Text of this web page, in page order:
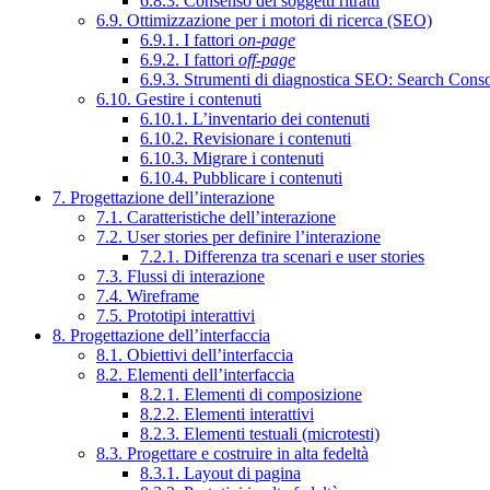
6.9. Ottimizzazione per i motori di ricerca (SEO)
6.9.1. I fattori on-page
6.9.2. I fattori off-page
6.9.3. Strumenti di diagnostica SEO: Search
6.10. Gestire i contenuti
6.10.1. L’inventario dei contenuti
6.10.2. Revisionare i contenuti
6.10.3. Migrare i contenuti
6.10.4. Pubblicare i contenuti
7. Progettazione dell’interazione
7.1. Caratteristiche dell’interazione
7.2. User stories per definire l’interazione
7.2.1. Differenza tra scenari e user stories
7.3. Flussi di interazione
7.4. Wireframe
7.5. Prototipi interattivi
8. Progettazione dell’interfaccia
8.1. Obiettivi dell’interfaccia
8.2. Elementi dell’interfaccia
8.2.1. Elementi di composizione
8.2.2. Elementi interattivi
8.2.3. Elementi testuali (microtesti)
8.3. Progettare e costruire in alta fedeltà
8.3.1. Layout di pagina